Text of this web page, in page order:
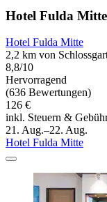
Hotel Fulda Mitte
Hotel Fulda Mitte
2,2 km von
8,8/10
Hervorragend
(636 Bewertungen)
126 €
inkl. Steuern &
21. Aug.–22. Aug.
Hotel Fulda Mitte